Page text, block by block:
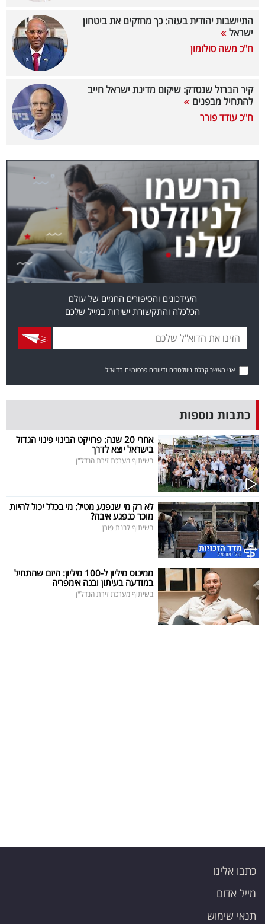
ניוזלטרים
מייל
אדום
אחרינו:
התיישבות יהודית בעזה: כך מחזקים את ביטחון
ישראל
ח"כ משה סולומון
קיר הברזל שנסדק: שיקום מדינת ישראל חייב
להתחיל מבפנים
ח"כ עודד פורר
העידכונים והסיפורים החמים של עולם
הכלכלה והתקשורת ישירות במייל שלכם
אני מאשר קבלת ניוזלטרים ודיוורים פרסומיים בדוא"ל
כתבות נוספות
אחרי 20 שנה: פרויקט הבינוי פינוי הגדול
בישראל יוצא לדרך
בשיתוף מערכת זירת הנדל"ן
לא רק מי שנפגע מטיל: מי בכלל יכול להיות
מוכר כנפגע איבה?
בשיתוף לבנת פורן
ממינוס מיליון ל-100 מיליון: היזם שהתחיל
במודעה בעיתון ובנה אימפריה
בשיתוף מערכת זירת הנדל"ן
כתבו אלינו
מייל אדום
תנאי שימוש